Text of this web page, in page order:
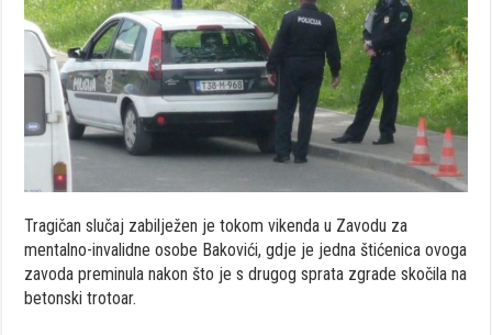
Tragičan slučaj zabilježen je tokom vikenda u Zavodu za
mentalno-invalidne osobe Bakovići, gdje je jedna štićenica ovoga
zavoda preminula nakon što je s drugog sprata zgrade skočila na
betonski trotoar.